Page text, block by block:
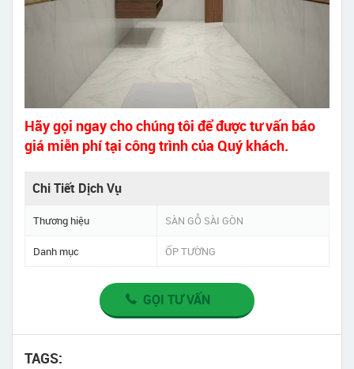
Hãy gọi ngay cho chúng tôi để được tư vấn báo
giá miễn phí tại công trình của Quý khách.
Chi Tiết Dịch Vụ
Thương hiệu SÀN GỖ SÀI GÒN
Danh mục ỐP TƯỜNG
GỌI TƯ VẤN
TAGS: